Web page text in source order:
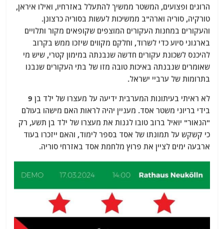
הרוגים ופצועים, המשטר ממשיך להתעלל באזרחיו, ואילו איראן,
טורקיה, סוריה וארה"ב ממשיכות לעשות בסוריה כרצונן.
והעקורים במחנות העקורים המוצפים שקופאים מקור ותלויים
בארגוני סיוע כדי לשרוד, וחלקם מקווים שיזכו ממש בקרוב
להיכנס לשכונת עקורים חדשה שנבנתה במימון קטרי, שיש מי
שאומרים שנבנתה באיכות טובה מזו של בתי העקורים שנבנו
בתרומות של ערביי ישראל.
לא ראיתי בעיתונות המערבית ידיעה על מעצרו של ילד בן 9
בידי בריוני משטר אסד. מעניין יהיה לראות האם מישהו בעולם
"הנאור" יואיל ברוב טובו לגנות את מעצרו של ילד בן תשע, רק
כי קשקש על תמונתו של אסד בספר לימוד, והאם ייזכרו בעוד
ארבעה ימים לציין את פרוץ מלחמת אסד באזרחי סוריה.